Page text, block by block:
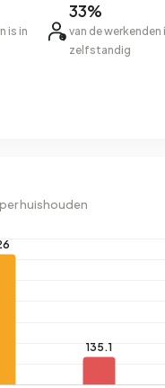
is in
33%
van de werkenden
zelfstandig
huishouden